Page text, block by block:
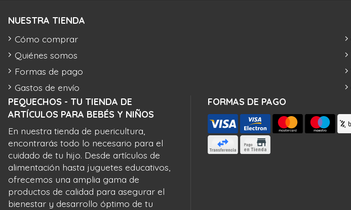
PEQUECHOS - TU TIENDA DE
ARTÍCULOS PARA BEBÉS Y NIÑOS
En nuestra tienda de puericultura,
encontrarás todo lo necesario para el
cuidado de tu hijo. Desde artículos de
alimentación hasta juguetes educativos,
ofrecemos una amplia gama de
productos de calidad para asegurar el
bienestar y desarrollo óptimo de tu
FORMAS DE PAGO
NUESTRA TIENDA
Cómo comprar
Quiénes somos
Formas de pago
Gastos de envío